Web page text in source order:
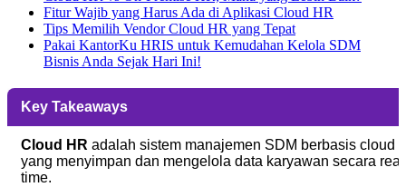
Fitur Wajib yang Harus Ada di Aplikasi Cloud HR
Tips Memilih Vendor Cloud HR yang Tepat
Pakai KantorKu HRIS untuk Kemudahan Kelola SDM
Bisnis Anda Sejak Hari Ini!
Key Takeaways
Cloud HR adalah sistem manajemen SDM berbasis cloud
yang menyimpan dan mengelola data karyawan secara
time.